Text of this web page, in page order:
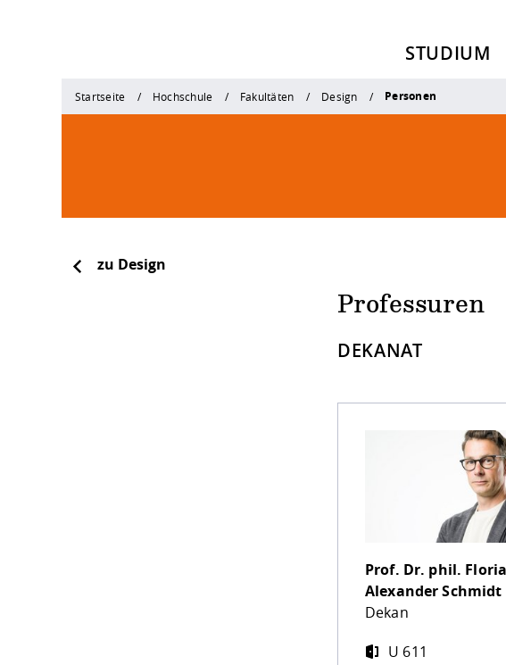
STUDIUM
Startseite Hochschule Fakultäten Design Personen
zu Design
Professuren
DEKANAT
Prof. Dr. phil.
Alexander Schmidt
Dekan
U 611